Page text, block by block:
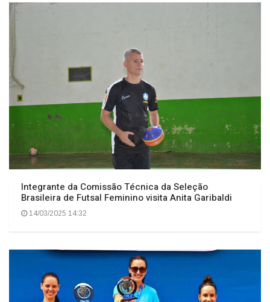
Integrante da Comissão Técnica da Seleção
Brasileira de Futsal Feminino visita Anita Garibaldi
14/03/2025 14:32